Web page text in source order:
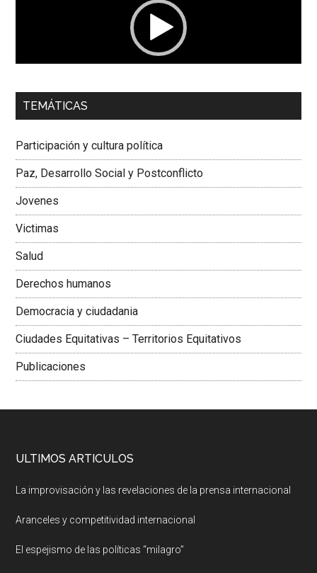
00:00 01:04
Dra. Carolina Corcho Mejía,Presidenta Corporación
Colombiana
TEMÁTICAS
Participación y cultura política
Paz, Desarrollo Social y Postconflicto
Jovenes
Victimas
Salud
Derechos humanos
Democracia y ciudadania
Ciudades Equitativas – Territorios Equitativos
Publicaciones
ULTIMOS ARTICULOS
La improvisación y las revelaciones de la prensa internacional
Aranceles y competitividad internacional
El espejismo de las políticas “milagro”